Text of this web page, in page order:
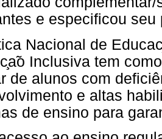
e especificou seu
Nacional de
ao Inclusiva tem
de alunos com
e altas
de ensino para